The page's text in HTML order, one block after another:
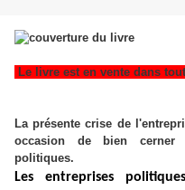
Le livre est en vente dans
La présente crise de
occasion de bien cerner
politiques.
Les entreprises